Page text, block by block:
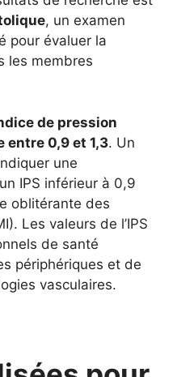
, un examen
pour évaluer la
les membres
de pression
entre 0,9 et 1,3. Un
une
IPS inférieur à 0,9
oblitérante des
Les valeurs de l’IPS
de santé
périphériques et de
vasculaires.